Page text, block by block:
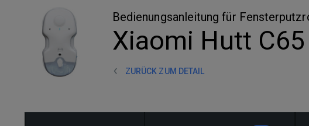
Bedienungsanleitung für
Xiaomi Hutt
ZURÜCK ZUM DETAIL